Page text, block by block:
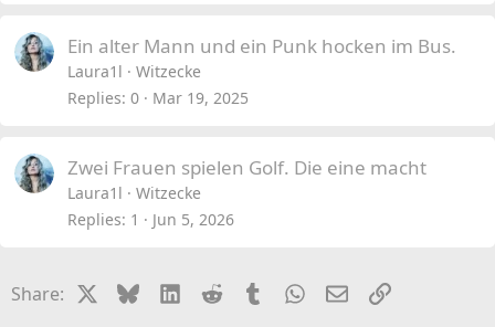
Ein alter Mann und ein Punk hocken im Bus.
Laura1l
Witzecke
Replies 0 Mar 19, 2025
Zwei Frauen spielen Golf. Die eine macht
Laura1l
Witzecke
Replies 1 Jun 5, 2026
Share: BlueskyLinkedIn
Reddit TumblrWhatsApp
EmailLink